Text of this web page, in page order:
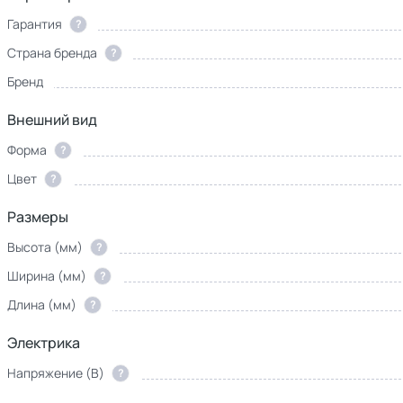
Гарантия ?
Страна бренда ?
Бренд
Внешний вид
Форма ?
Цвет ?
Размеры
Высота (мм) ?
Ширина (мм) ?
Длина (мм) ?
Электрика
Напряжение (В) ?